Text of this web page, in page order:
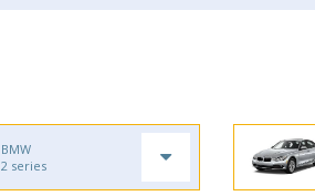
BMW
2 series